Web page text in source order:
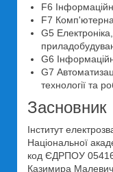
F6
F7 Комп'ютерна
G5 Електроніка,
G6
G7
технології та
Засновник
Інститут
Національної
код ЄДРПОУ
Казимира